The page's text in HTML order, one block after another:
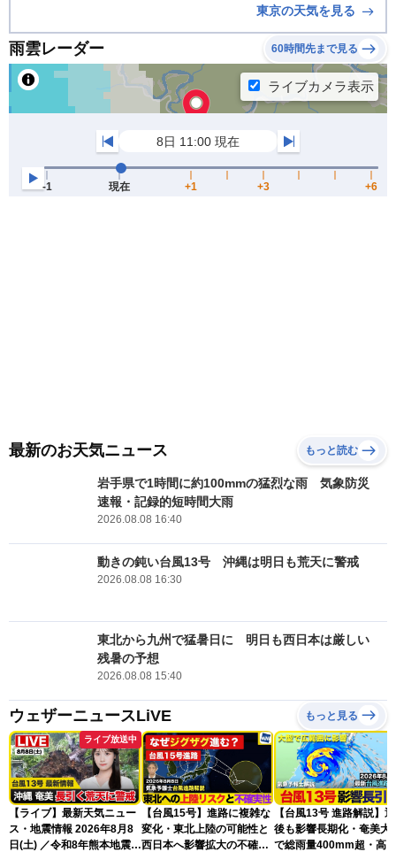
東京の天気を見る
雨雲レーダー 60時間先まで見る
最新のお天気ニュース もっと読む
岩手県で1時間に約100mmの猛烈な雨 気象防災
速報・記録的短時間大雨
2026.08.08 16:40
動きの鈍い台風13号 沖縄は明日も荒天に警戒
2026.08.08 16:30
東北から九州で猛暑日に 明日も西日本は厳しい
残暑の予想
2026.08.08 15:40
ウェザーニュースLiVE もっと見る
ライブ放送中
【ライブ】最新天気ニュー
ス・地震情報 2026年8月8
日(土) ／令和8年熊本地震情
【台風15号】進路に複雑な
変化・東北上陸の可能性と
西日本へ影響拡大の不確実
【台風13号 進路解説】
後も影響長期化・奄美大
で総雨量400mm超・高波